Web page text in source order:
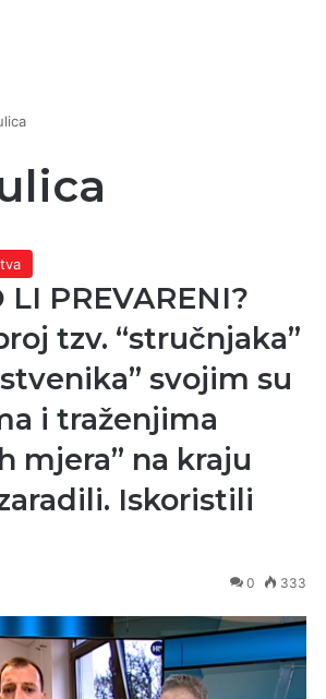
LI PREVARENI?
tzv. “stručnjaka”
svojim su
i traženjima
mjera” na kraju
Iskoristili
0 333